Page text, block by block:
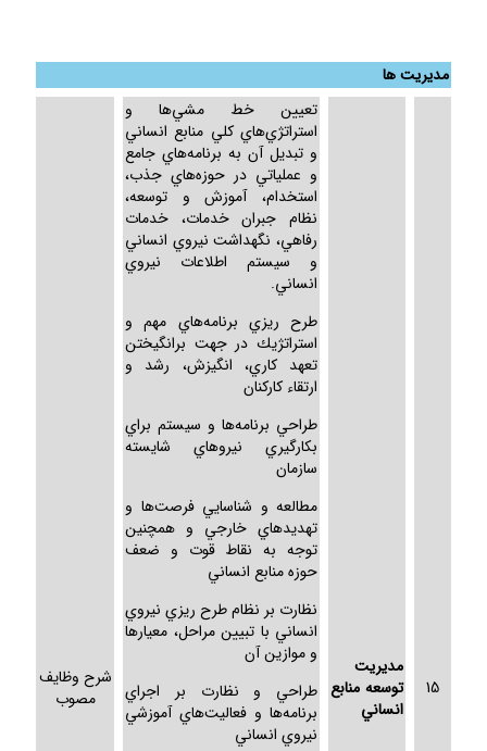
مدیریت ها
15
مديريت
توسعه منابع
انساني
تعيين خط مشي‌ها و
استراتژي‌هاي كلي منابع انساني
و تبديل آن به برنامه‌هاي جامع
و عملياتي در حوزه‌هاي جذب،
استخدام، آموزش و توسعه،
نظام جبران خدمات، خدمات
رفاهي، نگهداشت نيروي انساني
و سيستم اطلاعات نيروي
انساني.
طرح ريزي برنامه‌هاي مهم و
استراتژيك در جهت برانگيختن
تعهد كاري، انگيزش، رشد و
ارتقاء كاركنان
طراحي برنامه‌ها و سيستم براي
بكارگيري نيروهاي شايسته
سازمان
مطالعه و شناسايي فرصت‌ها و
تهديدهاي خارجي و همچنين
توجه به نقاط قوت و ضعف
حوزه منابع انساني
نظارت بر نظام طرح ريزي نيروي
انساني با تبيين مراحل، معيارها
و موازين آن
طراحي و نظارت بر اجراي
برنامه‌ها و فعاليت‌هاي آموزشي
نيروي انساني
شرح وظايف
مصوب